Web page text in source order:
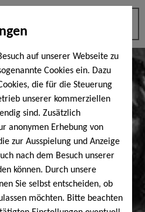
auf unserer Webseite zu
Cookies ein. Dazu
die für die Steuerung
unserer kommerziellen
sind. Zusätzlich
anonymen Erhebung von
zur Ausspielung und Anzeige
nach dem Besuch unserer
können. Durch unsere
Sie selbst entscheiden, ob
möchten. Bitte beachten